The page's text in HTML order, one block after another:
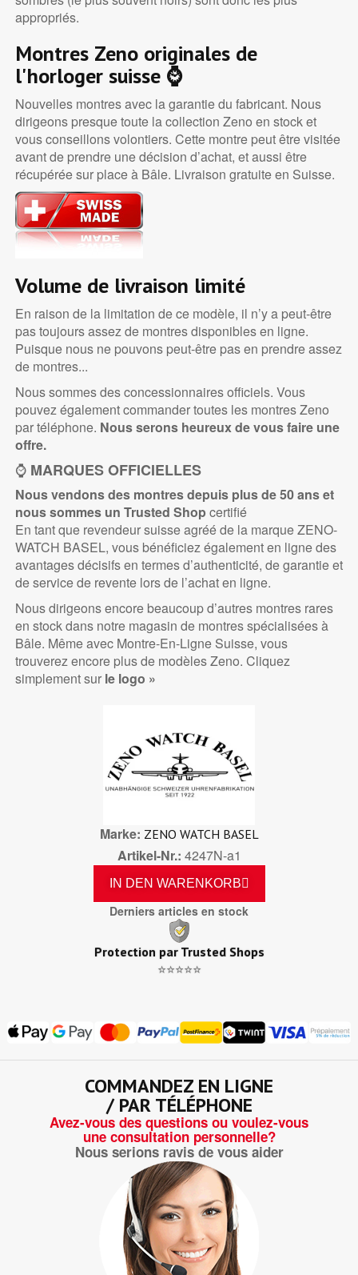
appropriés.
Montres Zeno originales de
l'horloger suisse ⌚
Nouvelles montres avec la garantie du fabricant. Nous
dirigeons presque toute la collection Zeno en stock et
vous conseillons volontiers. Cette montre peut être visitée
avant de prendre une décision d’achat, et aussi être
récupérée sur place à Bâle. Livraison gratuite en Suisse.
Volume de livraison limité
En raison de la limitation de ce modèle, il n’y a peut-être
pas toujours assez de montres disponibles en ligne.
Puisque nous ne pouvons peut-être pas en prendre assez
de montres...
Nous sommes des concessionnaires officiels. Vous
pouvez également commander toutes les montres Zeno
par téléphone. Nous serons heureux de vous faire une
offre.
⌚ MARQUES OFFICIELLES
Nous vendons des montres depuis plus de 50 ans et
nous sommes un Trusted Shop certifié
En tant que revendeur suisse agréé de la marque ZENO-
WATCH BASEL, vous bénéficiez également en ligne des
avantages décisifs en termes d’authenticité, de garantie et
de service de revente lors de l’achat en ligne.
Nous dirigeons encore beaucoup d’autres montres rares
en stock dans notre magasin de montres spécialisées à
Bâle. Même avec Montre-En-Ligne Suisse, vous
trouverez encore plus de modèles Zeno. Cliquez
simplement sur le logo »
Marke ZENO WATCH BASEL
Artikel-Nr. 4247N-a1
IN DEN WARENKORB
Derniers articles en stock
Protection par Trusted Shops
⭐⭐⭐⭐⭐
COMMANDEZ EN LIGNE
/ PAR TÉLÉPHONE
Avez-vous des questions ou voulez-vous
une consultation personnelle?
Nous serions ravis de vous aider